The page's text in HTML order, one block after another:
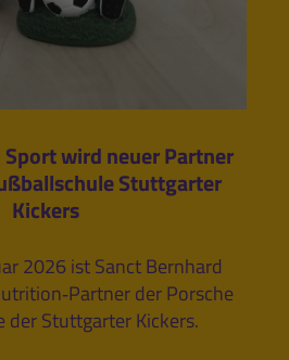
wird neuer Partner
Stuttgarter
Kickers
2026 ist Sanct Bernhard
der Porsche
der Stuttgarter Kickers.